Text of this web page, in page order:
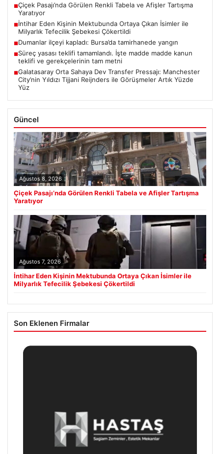
■Çiçek Pasajı’nda Görülen Renkli Tabela ve Afişler Tartışma
Yaratıyor
■İntihar Eden Kişinin Mektubunda Ortaya Çıkan İsimler ile
Milyarlık Tefecilik Şebekesi Çökertildi
■Dumanlar ilçeyi kapladı: Bursa’da tamirhanede yangın
■Süreç yasası teklifi tamamlandı. İşte madde madde kanun
teklifi ve gerekçelerinin tam metni
■Galatasaray Orta Sahaya Dev Transfer Pressajı: Manchester
City’nin Yıldızı Tijjani Reijnders ile Görüşmeler Artık Yüzde
Yüz
Güncel
Ağustos 8, 2026
Çiçek Pasajı’nda Görülen Renkli Tabela ve Afişler Tartışma
Yaratıyor
Ağustos 7, 2026
İntihar Eden Kişinin Mektubunda Ortaya Çıkan İsimler ile
Milyarlık Tefecilik Şebekesi Çökertildi
Son Eklenen Firmalar